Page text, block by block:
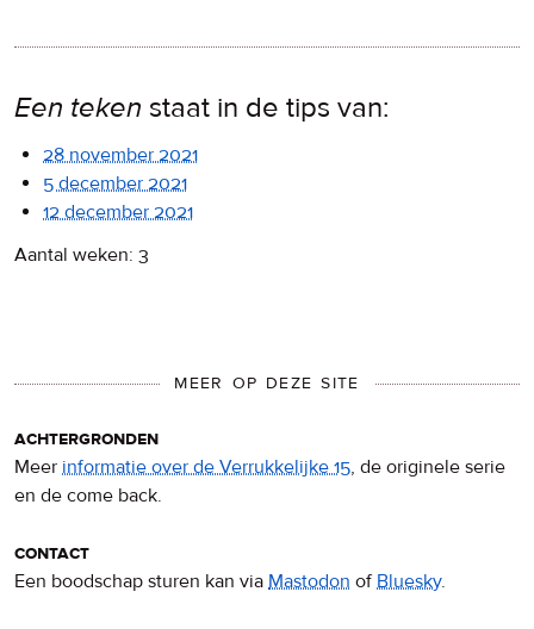
Een teken staat in de tips van:
28 november 2021
5 december 2021
12 december 2021
Aantal weken: 3
MEER OP DEZE SITE
achtergronden
Meer informatie over de Verrukkelijke 15, de originele serie
en de come back.
contact
Een boodschap sturen kan via Mastodon ofBluesky.